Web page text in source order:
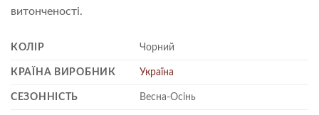
витонченості.
КОЛІР Чорний
КРАЇНА ВИРОБНИК Україна
СЕЗОННІСТЬ Весна-Осінь